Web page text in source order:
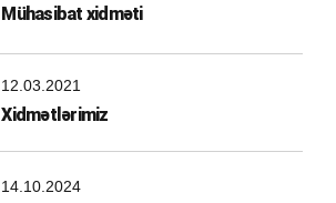
Mühasibat xidməti
12.03.2021
Xidmətlərimiz
14.10.2024